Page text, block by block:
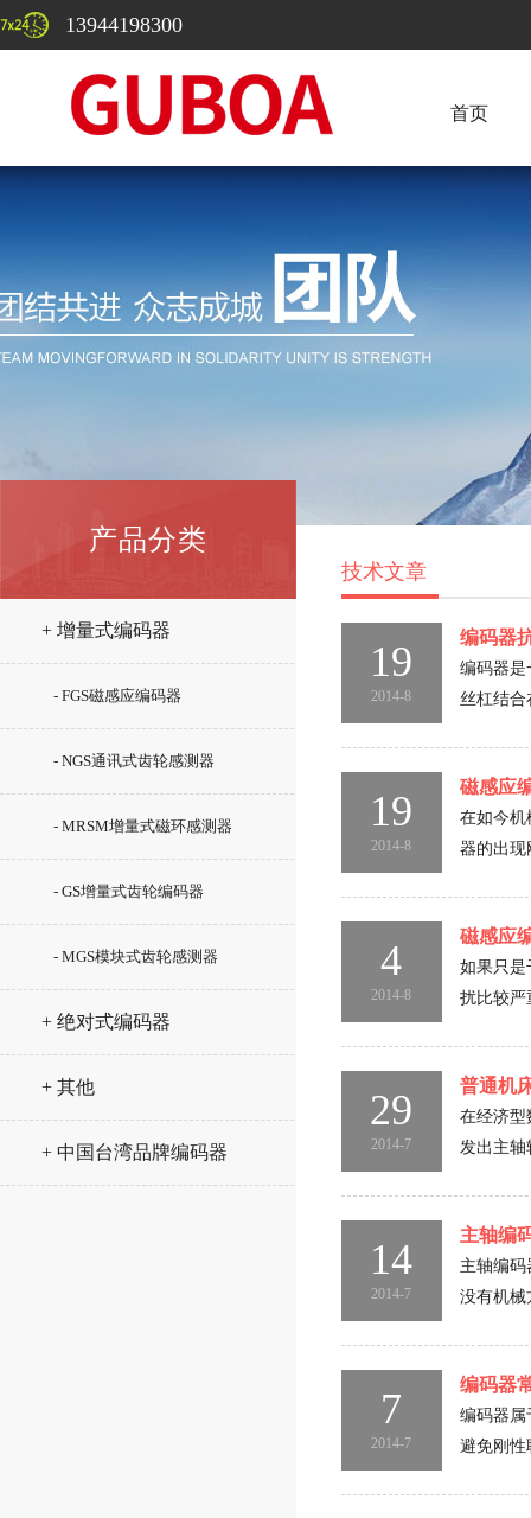
13944198300
首页
产品分类
+ 增量式编码器
- FGS磁感应编码器
- NGS通讯式齿轮感测器
- MRSM增量式磁环感测器
- GS增量式齿轮编码器
- MGS模块式齿轮感测器
+ 绝对式编码器
+ 其他
+ 中国台湾品牌编码器
技术文章
19
2014-8
编码器
编码器是
丝杠结合
19
2014-8
磁感应
在如今机
器的出现
4
2014-8
磁感应
如果只是
扰比较严
29
2014-7
普通机
在经济型
发出主轴
14
2014-7
主轴编
主轴编
没有机械
7
2014-7
编码器
编码器属
避免刚性